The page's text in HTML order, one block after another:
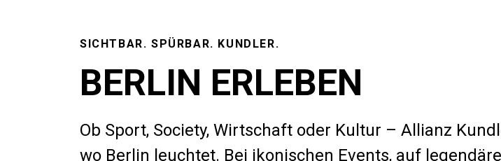
SICHTBAR. SPÜRBAR. KUNDLER.
BERLIN ERLEBEN
Ob Sport, Society, Wirtschaft oder Kultur – Allianz
wo Berlin leuchtet. Bei ikonischen Events, auf